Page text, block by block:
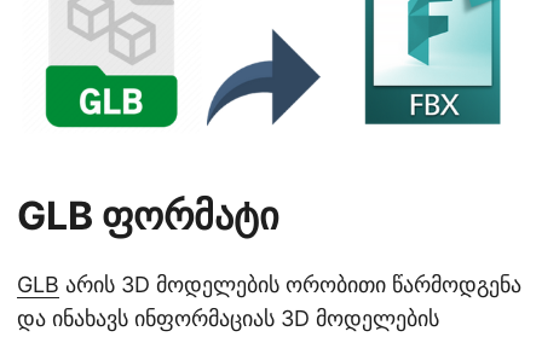
GLB ფორმატი
GLB არის 3D მოდელების ორობითი წარმოდგენა
და ინახავს ინფორმაციას 3D მოდელების